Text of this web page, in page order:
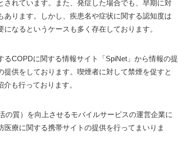
れています。また、発症した場合でも、早期に対
ります。しかし、疾患名や症状に関する認知度は
なるというケースも多く存在しております。
COPDに関する情報サイト「SpiNet」から情報の提
供をしております。喫煙者に対して禁煙を促すと
も行っております。
質）を向上させるモバイルサービスの運営企業に
療に関する携帯サイトの提供を行ってまいりま